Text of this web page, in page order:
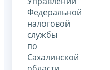
Федеральной
налоговой
службы
по
Сахалинской